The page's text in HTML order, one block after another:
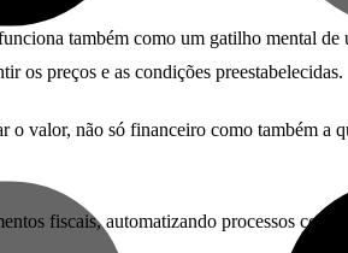
também como um gatilho mental
os preços e as condições preestabelecidas.
o valor, não só financeiro como também
fiscais, automatizando processos